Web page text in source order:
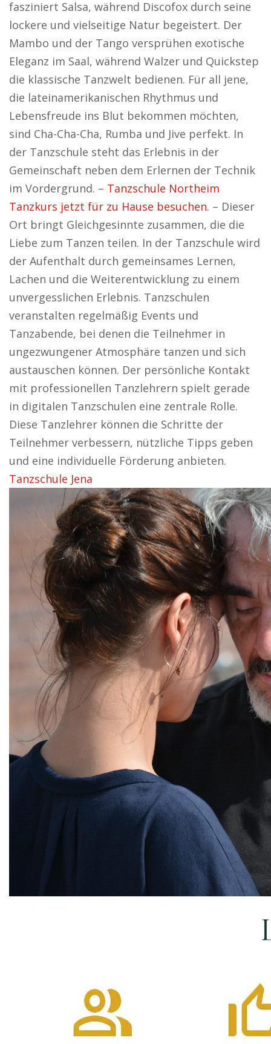
fasziniert Salsa, während Discofox durch seine
lockere und vielseitige Natur begeistert. Der
Mambo und der Tango versprühen exotische
Eleganz im Saal, während Walzer und Quickstep
die klassische Tanzwelt bedienen. Für all jene,
die lateinamerikanischen Rhythmus und
Lebensfreude ins Blut bekommen möchten,
sind Cha-Cha-Cha, Rumba und Jive perfekt. In
der Tanzschule steht das Erlebnis in der
Gemeinschaft neben dem Erlernen der Technik
im Vordergrund. – Tanzschule Northeim
Tanzkurs jetzt für zu Hause besuchen. – Dieser
Ort bringt Gleichgesinnte zusammen, die die
Liebe zum Tanzen teilen. In der Tanzschule wird
der Aufenthalt durch gemeinsames Lernen,
Lachen und die Weiterentwicklung zu einem
unvergesslichen Erlebnis. Tanzschulen
veranstalten regelmäßig Events und
Tanzabende, bei denen die Teilnehmer in
ungezwungener Atmosphäre tanzen und sich
austauschen können. Der persönliche Kontakt
mit professionellen Tanzlehrern spielt gerade
in digitalen Tanzschulen eine zentrale Rolle.
Diese Tanzlehrer können die Schritte der
Teilnehmer verbessern, nützliche Tipps geben
und eine individuelle Förderung anbieten.
Tanzschule Jena